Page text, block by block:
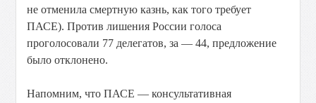
не отменила смертную казнь, как того требует
ПАСЕ). Против лишения России голоса
проголосовали 77 делегатов, за — 44, предложение
было отклонено.
Напомним, что ПАСЕ — консультативная